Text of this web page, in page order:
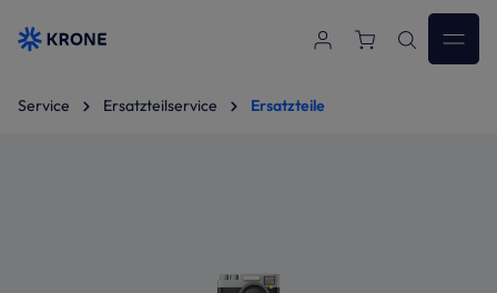
Zum Hauptinhalt springen
Service Ersatzteilservice Ersatzteile